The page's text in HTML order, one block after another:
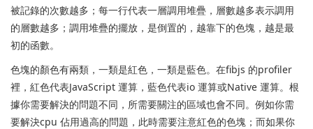
被記錄的次數越多；每一行代表一層調用堆疊，層數​​越多表示調用
的層數越多；調用堆疊的擺放，是倒置的，越靠下的色塊，越是最
初的函數。
色塊的顏色有兩類，一類是紅色，一類是藍色。 在fibjs 的profiler
裡，紅色代表JavaScript 運算，藍色代表io 運算或Native 運算。 根
據你需要解決的問題不同，所需要關注的區域也會不同。 例如你需
要解決cpu 佔用過高的問題，此時需要注意紅色的色塊；而如果你